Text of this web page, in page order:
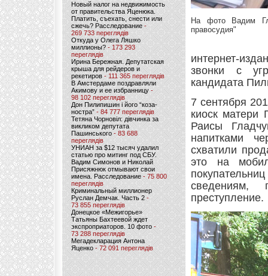
Новый налог на недвижимость
от правительства Яценюка.
Платить, съехать, снести или
сжечь? Расследование-
269 733 переглядів
Откуда у Олега Ляшко
миллионы? - 173 293
переглядів
Ирина Бережная. Депутатская
крыша для рейдеров и
рекетиров - 111 365 переглядів
В Амстердаме поздравляли
Акимову и ее избранницу -
98 102 переглядів
Дон Пилипишин і його “коза-
ностра” - 84 777 переглядів
Тетяна Чорновіл: дівчинка за
викликом депутата
Пашинського- 83 688
переглядів
УНИАН за $12 тысяч удалил
статью про митинг под СБУ.
Вадим Симонов и Николай
Присяжнюк отмывают свои
имена. Расследование - 75 800
переглядів
Криминальный миллионер
Руслан Демчак. Часть 2-
73 855 переглядів
Донецкое «Межигорье»
Татьяны Бахтеевой ждет
экспроприаторов. 10 фото -
73 288 переглядів
Мегадекларация Антона
Яценко - 72 091 переглядів
На фото Вадим
правосудия"
интернет-
звонки с
кандидата
7 сентября
киоск матери
Раисы
напитками
схватили
это на
сведениям,
преступление.